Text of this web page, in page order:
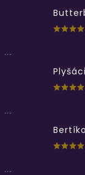
...
...
...